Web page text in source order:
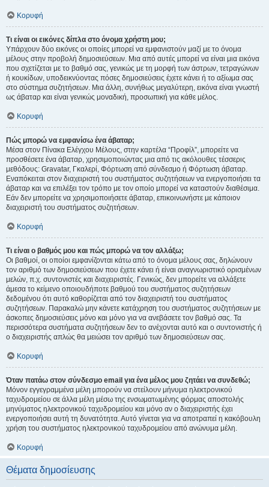
Κορυφή
Τι είναι οι εικόνες δίπλα στο όνομα χρήστη μου;
Υπάρχουν δύο εικόνες οι οποίες μπορεί να εμφανιστούν μαζί με το όνομα
μέλους στην προβολή δημοσιεύσεων. Μια από αυτές μπορεί να είναι μια εικόνα
που σχετίζεται με το βαθμό σας, γενικώς με τη μορφή των άστρων, τετραγώνων
ή κουκίδων, υποδεικνύοντας πόσες δημοσιεύσεις έχετε κάνει ή το αξίωμα σας
στο σύστημα συζητήσεων. Μια άλλη, συνήθως μεγαλύτερη, εικόνα είναι γνωστή
ως άβαταρ και είναι γενικώς μοναδική, προσωπική για κάθε μέλος.
Κορυφή
Πώς μπορώ να εμφανίσω ένα άβαταρ;
Μέσα στον Πίνακα Ελέγχου Μέλους, στην καρτέλα “Προφίλ”, μπορείτε να
προσθέσετε ένα άβαταρ, χρησιμοποιώντας μια από τις ακόλουθες τέσσερις
μεθόδους: Gravatar, Γκαλερί, Φόρτωση από σύνδεσμο ή Φόρτωση άβαταρ.
Εναπόκειται στον διαχειριστή του συστήματος συζητήσεων να ενεργοποιήσει τα
άβαταρ και να επιλέξει τον τρόπο με τον οποίο μπορεί να καταστούν διαθέσιμα.
Εάν δεν μπορείτε να χρησιμοποιήσετε άβαταρ, επικοινωνήστε με κάποιον
διαχειριστή του συστήματος συζητήσεων.
Κορυφή
Τι είναι ο βαθμός μου και πώς μπορώ να τον αλλάξω;
Οι βαθμοί, οι οποίοι εμφανίζονται κάτω από το όνομα μέλους σας, δηλώνουν
τον αριθμό των δημοσιεύσεων που έχετε κάνει ή είναι αναγνωριστικό ορισμένων
μελών, π.χ. συντονιστές και διαχειριστές. Γενικώς, δεν μπορείτε να αλλάξετε
άμεσα το κείμενο οποιουδήποτε βαθμού του συστήματος συζητήσεων
δεδομένου ότι αυτό καθορίζεται από τον διαχειριστή του συστήματος
συζητήσεων. Παρακαλώ μην κάνετε κατάχρηση του συστήματος συζητήσεων με
άσκοπες δημοσιεύσεις μόνο και μόνο για να ανεβάσετε τον βαθμό σας. Τα
περισσότερα συστήματα συζητήσεων δεν το ανέχονται αυτό και ο συντονιστής ή
ο διαχειριστής απλώς θα μειώσει τον αριθμό των δημοσιεύσεων σας.
Κορυφή
Όταν πατάω στον σύνδεσμο email για ένα μέλος μου ζητάει να συνδεθώ;
Μόνον εγγεγραμμένα μέλη μπορούν να στείλουν μήνυμα ηλεκτρονικού
ταχυδρομείου σε άλλα μέλη μέσω της ενσωματωμένης φόρμας αποστολής
μηνύματος ηλεκτρονικού ταχυδρομείου και μόνο αν ο διαχειριστής έχει
ενεργοποιήσει αυτή τη δυνατότητα. Αυτό γίνεται για να αποτραπεί η κακόβουλη
χρήση του συστήματος ηλεκτρονικού ταχυδρομείου από ανώνυμα μέλη.
Κορυφή
Θέματα δημοσίευσης